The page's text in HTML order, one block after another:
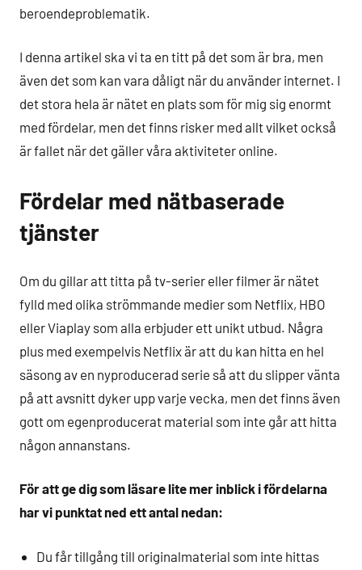
beroendeproblematik.
I denna artikel ska vi ta en titt på det som är bra, men
även det som kan vara dåligt när du använder internet. I
det stora hela är nätet en plats som för mig sig enormt
med fördelar, men det finns risker med allt vilket också
är fallet när det gäller våra aktiviteter online.
Fördelar med nätbaserade
tjänster
Om du gillar att titta på tv-serier eller filmer är nätet
fylld med olika strömmande medier som Netflix, HBO
eller Viaplay som alla erbjuder ett unikt utbud. Några
plus med exempelvis Netflix är att du kan hitta en hel
säsong av en nyproducerad serie så att du slipper vänta
på att avsnitt dyker upp varje vecka, men det finns även
gott om egenproducerat material som inte går att hitta
någon annanstans.
För att ge dig som läsare lite mer inblick i fördelarna
har vi punktat ned ett antal nedan:
Du får tillgång till originalmaterial som inte hittas